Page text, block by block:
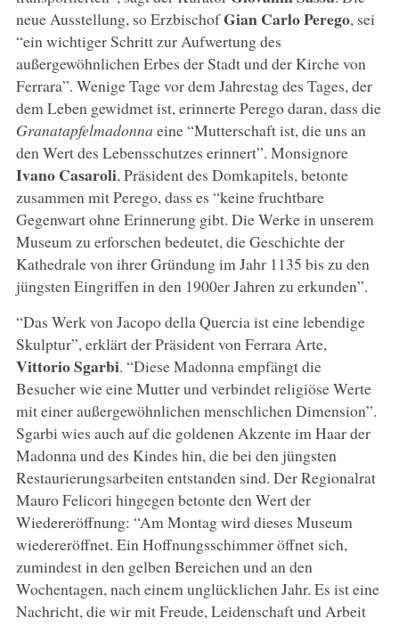
neue Ausstellung, so ErzbischofGian Carlo Perego, sei
“ein wichtiger Schritt zur Aufwertung des
außergewöhnlichen Erbes der Stadt und der Kirche von
Ferrara”. Wenige Tage vor dem Jahrestag des Tages, der
dem Leben gewidmet ist, erinnerte Perego daran, dass die
Granatapfelmadonna eine “Mutterschaft ist, die uns an
den Wert des Lebensschutzes erinnert”. Monsignore
Ivano Casaroli, Präsident des Domkapitels, betonte
zusammen mit Perego, dass es “keine fruchtbare
Gegenwart ohne Erinnerung gibt. Die Werke in unserem
Museum zu erforschen bedeutet, die Geschichte der
Kathedrale von ihrer Gründung im Jahr 1135 bis zu den
jüngsten Eingriffen in den 1900er Jahren zu erkunden”.
“Das Werk von Jacopo della Quercia ist eine lebendige
Skulptur”, erklärt der Präsident von Ferrara Arte,
Vittorio Sgarbi. “Diese Madonna empfängt die
Besucher wie eine Mutter und verbindet religiöse Werte
mit einer außergewöhnlichen menschlichen Dimension”.
Sgarbi wies auch auf die goldenen Akzente im Haar der
Madonna und des Kindes hin, die bei den jüngsten
Restaurierungsarbeiten entstanden sind. Der Regionalrat
Mauro Felicori hingegen betonte den Wert der
Wiedereröffnung: “Am Montag wird dieses Museum
wiedereröffnet. Ein Hoffnungsschimmer öffnet sich,
zumindest in den gelben Bereichen und an den
Wochentagen, nach einem unglücklichen Jahr. Es ist eine
Nachricht, die wir mit Freude, Leidenschaft und Arbeit